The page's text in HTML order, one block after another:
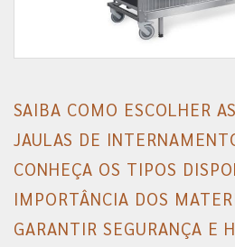
SAIBA COMO ESCOLHER
JAULAS DE
CONHEÇA OS TIPOS
IMPORTÂNCIA DOS
GARANTIR SEGURANÇA E